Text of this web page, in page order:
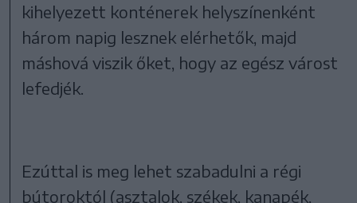
kihelyezett konténerek helyszínenként
három napig lesznek elérhetők, majd
máshová viszik őket, hogy az egész várost
lefedjék.
Ezúttal is meg lehet szabadulni a régi
bútoroktól (asztalok, székek, kanapék,